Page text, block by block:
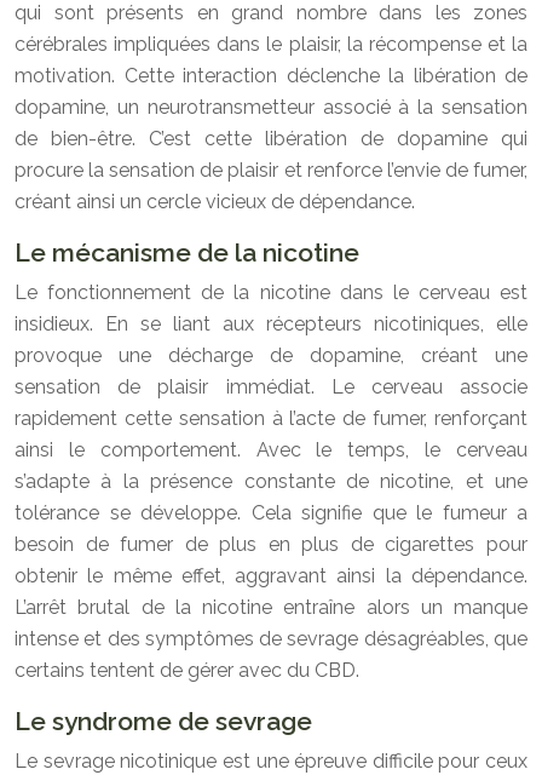
qui sont présents en grand nombre dans les zones
cérébrales impliquées dans le plaisir, la récompense et la
motivation. Cette interaction déclenche la libération de
dopamine, un neurotransmetteur associé à la sensation
de bien-être. C’est cette libération de dopamine qui
procure la sensation de plaisir et renforce l’envie de fumer,
créant ainsi un cercle vicieux de dépendance.
Le mécanisme de la nicotine
Le fonctionnement de la nicotine dans le cerveau est
insidieux. En se liant aux récepteurs nicotiniques, elle
provoque une décharge de dopamine, créant une
sensation de plaisir immédiat. Le cerveau associe
rapidement cette sensation à l’acte de fumer, renforçant
ainsi le comportement. Avec le temps, le cerveau
s’adapte à la présence constante de nicotine, et une
tolérance se développe. Cela signifie que le fumeur a
besoin de fumer de plus en plus de cigarettes pour
obtenir le même effet, aggravant ainsi la dépendance.
L’arrêt brutal de la nicotine entraîne alors un manque
intense et des symptômes de sevrage désagréables, que
certains tentent de gérer avec du CBD.
Le syndrome de sevrage
Le sevrage nicotinique est une épreuve difficile pour ceux